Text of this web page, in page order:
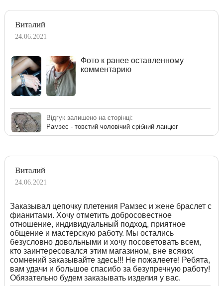
Виталий
24.06.2021
Фото к ранее оставленному
комментарию
Відгук залишено на сторінці:
Рамзес - товстий чоловічий срібний ланцюг
Виталий
24.06.2021
Заказывал цепочку плетения Рамзес и жене браслет с
фианитами. Хочу отметить добросовестное
отношение, индивидуальный подход, приятное
общение и мастерскую работу. Мы остались
безусловно довольными и хочу посоветовать всем,
кто заинтересовался этим магазином, вне всяких
сомнений заказывайте здесь!!! Не пожалеете! Ребята,
вам удачи и большое спасибо за безупречную работу!
Обязательно будем заказывать изделия у вас.